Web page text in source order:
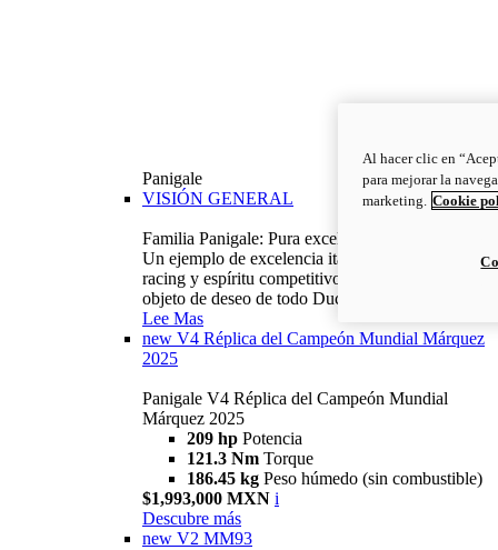
Panigale
VISIÓN GENERAL
Familia Panigale: Pura excelencia italiana.
Un ejemplo de excelencia italiana, con ADN
racing y espíritu competitivo: la Panigale es el
objeto de deseo de todo Ducatista.
Lee Mas
new V4 Réplica del Campeón Mundial Márquez
2025
Panigale V4 Réplica del Campeón Mundial
Márquez 2025
209 hp Potencia
121.3 Nm Torque
186.45 kg Peso húmedo (sin combustible)
$1,993,000 MXN i
Descubre más
new V2 MM93
Al hacer clic en
para mejorar la
marketing. Cookie